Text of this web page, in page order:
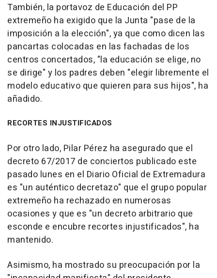
También, la portavoz de Educación del PP
extremeño ha exigido que la Junta "pase de la
imposición a la elección", ya que como dicen las
pancartas colocadas en las fachadas de los
centros concertados, "la educación se elige, no
se dirige" y los padres deben "elegir libremente el
modelo educativo que quieren para sus hijos", ha
añadido.
RECORTES INJUSTIFICADOS
Por otro lado, Pilar Pérez ha asegurado que el
decreto 67/2017 de conciertos publicado este
pasado lunes en el Diario Oficial de Extremadura
es "un auténtico decretazo" que el grupo popular
extremeño ha rechazado en numerosas
ocasiones y que es "un decreto arbitrario que
esconde e encubre recortes injustificados", ha
mantenido.
Asimismo, ha mostrado su preocupación por la